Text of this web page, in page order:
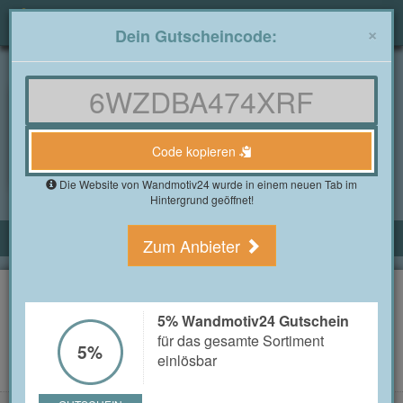
Gutscheine4free.de»Alle Shops»Wandmotiv24 Gutscheine
1 Bewertung(en)
Wandmotiv24 Gutscheine
im August 2026
ALLE WANDMOTIV24 GUTSCHEINE
10%
GUTSCHEIN
für das gesamte Sortiment einlösbar
GUTSCHEIN ANZEIGEN
×
Dein Gutscheincode:
Code kopieren
Die Website von Wandmotiv24 wurde in einem neuen Tab im
Hintergrund geöffnet!
Zum Anbieter
5%
5% Wandmotiv24 Gutschein
für das gesamte Sortiment
einlösbar